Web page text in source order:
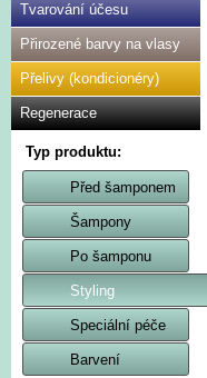
Tvarování účesu
Přirozené barvy na vlasy
Přelivy (kondicionéry)
Regenerace
Typ produktu:
Před šamponem
Šampony
Po šamponu
Styling
Speciální péče
Barvení